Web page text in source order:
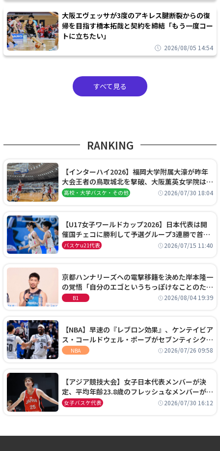
大阪エヴェッサが3度のアキレス腱断裂からの復
帰を目指す橋本拓哉と契約を締結「もう一度コー
トに立ちたい」
2026/08/05 14:54
すべて見る
RANKING
【インターハイ2026】福岡大学附属大濠が昨年
大会王者の鳥取城北を撃破、大阪薫英女学院は岐
阜女子に完勝、大会3日目試合結果
高校・大学バスケ・その他 2026/07/30 18:04
【U17女子ワールドカップ2026】日本代表は開
催国チェコに勝利して予選グループ3連勝で首位
通過！準々決勝の相手はエジプトに決定
バスケu21代表 2026/07/15 11:40
京都ハンナリーズへの電撃移籍を決めた岸本隆一
の覚悟「自分のエゴというちっぽけなことのため
に、京都に来たわけではない」
B1 2026/08/04 19:39
【NBA】早速の『レブロン効果』、ケンテイビア
ス・コールドウェル・ポープがセブンティシクサ
ーズに1年契約で加入
NBA 2026/07/26 09:58
【アジア競技大会】女子日本代表メンバーが決
定、平均年齢23.8歳のフレッシュなメンバーが日
本開催の大舞台で頂点を狙う
女子バスケ代表 2026/07/30 16:12